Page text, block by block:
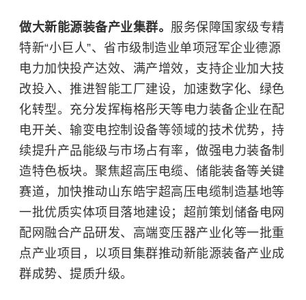
做大新能源装备产业集群。 服务保障国家级专精
特新“小巨人”、省市级制造业单项冠军企业德源
电力加快投产达效、满产增效，支持企业加大技
改投入、推进智能工厂建设，加速数字化、绿色
化转型。充分发挥梅格彤天等电力装备企业在配
电开关、输变电控制设备等领域的技术优势，持
续提升产品能级与市场占有率，做强电力装备制
造特色板块。聚焦超高压电缆、储能装备等关键
赛道，加快推动山东皓宇超高压电缆制造基地等
一批优质实体项目落地建设；超前策划储备电网
配网融合产品研发、高端变压器产业化等一批重
点产业项目，以项目集群推动新能源装备产业成
群成势、提质升级。